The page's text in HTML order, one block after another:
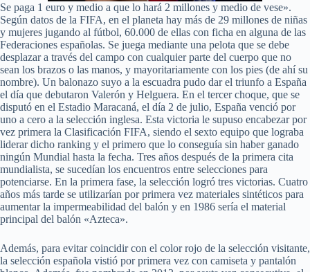
Se paga 1 euro y medio a que lo hará 2 millones y medio de vese».
Según datos de la FIFA, en el planeta hay más de 29 millones de niñas
y mujeres jugando al fútbol, 60.000 de ellas con ficha en alguna de las
Federaciones españolas. Se juega mediante una pelota que se debe
desplazar a través del campo con cualquier parte del cuerpo que no
sean los brazos o las manos, y mayoritariamente con los pies (de ahí su
nombre). Un balonazo suyo a la escuadra pudo dar el triunfo a España
el día que debutaron Valerón y Helguera. En el tercer choque, que se
disputó en el Estadio Maracaná, el día 2 de julio, España venció por
uno a cero a la selección inglesa. Esta victoria le supuso encabezar por
vez primera la Clasificación FIFA, siendo el sexto equipo que lograba
liderar dicho ranking y el primero que lo conseguía sin haber ganado
ningún Mundial hasta la fecha. Tres años después de la primera cita
mundialista, se sucedían los encuentros entre selecciones para
potenciarse. En la primera fase, la selección logró tres victorias. Cuatro
años más tarde se utilizarían por primera vez materiales sintéticos para
aumentar la impermeabilidad del balón y en 1986 sería el material
principal del balón «Azteca».
Además, para evitar coincidir con el color rojo de la selección visitante,
la selección española vistió por primera vez con camiseta y pantalón